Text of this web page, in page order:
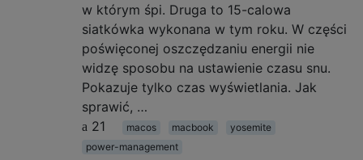
w którym śpi. Druga to 15-calowa
siatkówka wykonana w tym roku. W części
poświęconej oszczędzaniu energii nie
widzę sposobu na ustawienie czasu snu.
Pokazuje tylko czas wyświetlania. Jak
sprawić, …
21
macos macbook
yosemite
power-management